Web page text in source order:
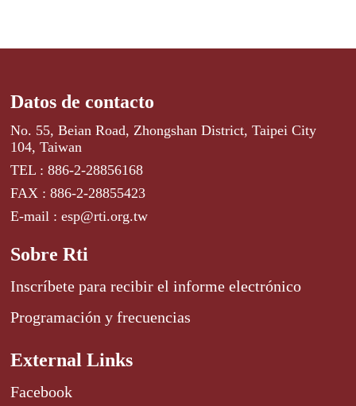
Datos de contacto
No. 55, Beian Road, Zhongshan District, Taipei City
104, Taiwan
TEL : 886-2-28856168
FAX : 886-2-28855423
E-mail : esp@rti.org.tw
Sobre Rti
Inscríbete para recibir el informe electrónico
Programación y frecuencias
External Links
Facebook